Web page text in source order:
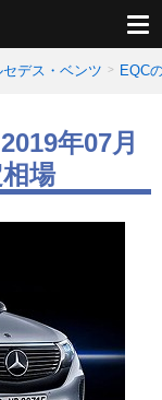
セデス・ベンツ EQC
年07月
場